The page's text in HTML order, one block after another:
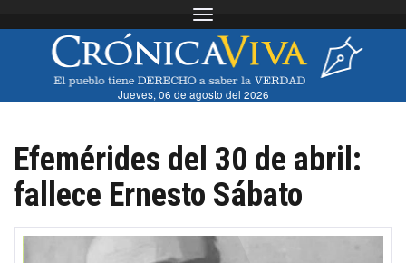
Toggle navigation
Jueves, 06 de agosto del 2026
Efemérides del 30 de abril:
fallece Ernesto Sábato